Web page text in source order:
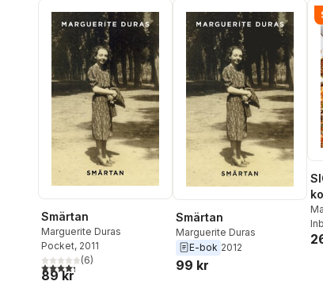
Smärtan
Marguerite Duras
Pocket, 2011
4,3utav 5 stjärnor. Totalt antal röster:
(6)
89 kr
Smärtan
Marguerite Duras
E-bok 2012
99 kr